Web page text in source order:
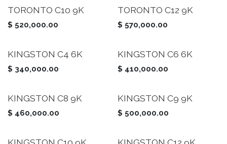
TORONTO C10 9K
$ 520,000.00
TORONTO C12 9K
$ 570,000.00
KINGSTON C4 6K
$ 340,000.00
KINGSTON C6 6K
$ 410,000.00
KINGSTON C8 9K
$ 460,000.00
KINGSTON C9 9K
$ 500,000.00